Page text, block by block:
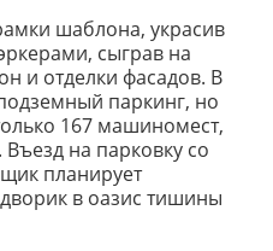
шаблона, украсив
сыграв на
и отделки фасадов. В
паркинг, но
167 машиномест,
на парковку со
планирует
в оазис тишины